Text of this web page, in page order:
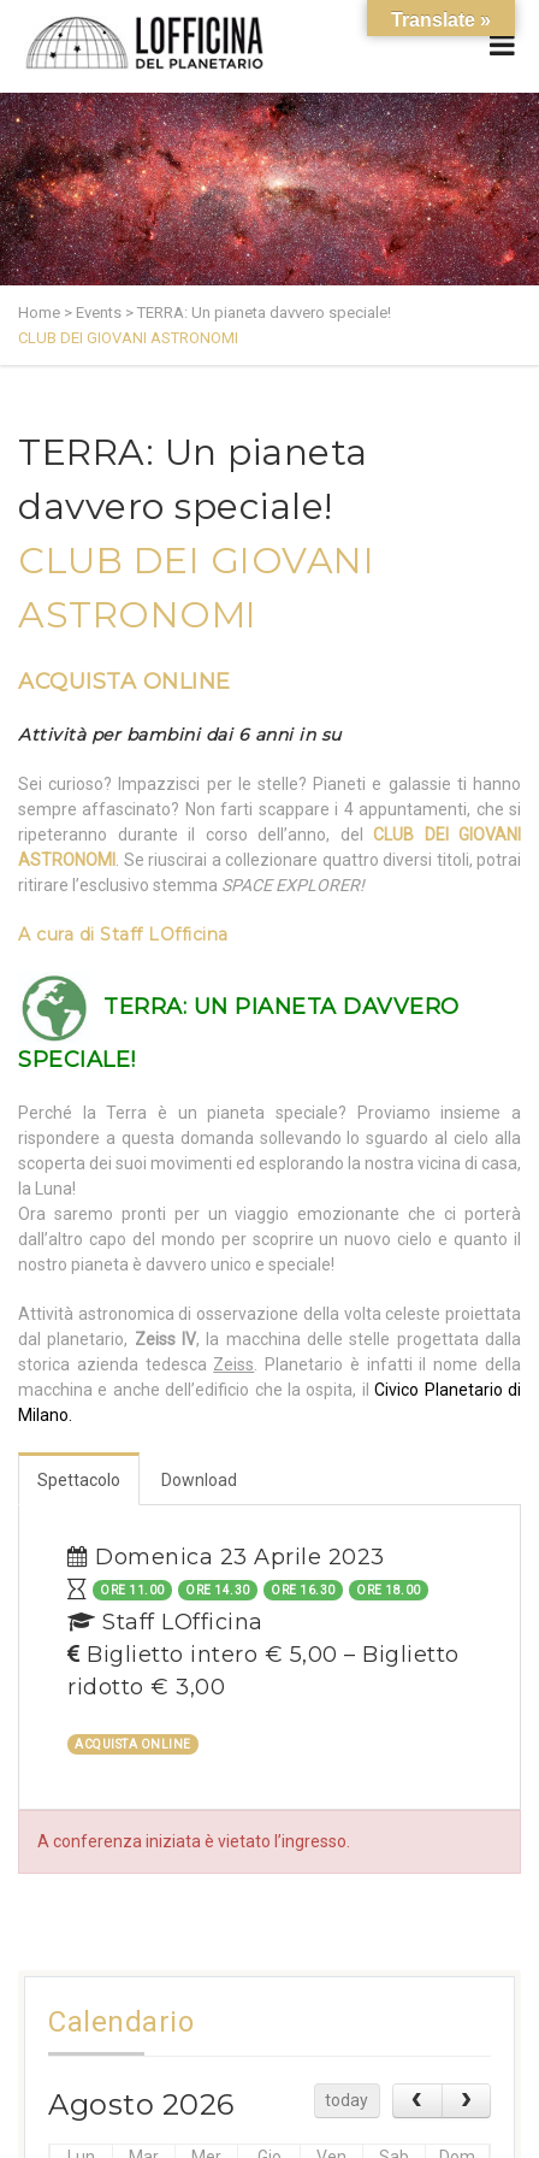
Home > Events > TERRA: Un pianeta davvero speciale!
CLUB DEI GIOVANI ASTRONOMI
TERRA: Un pianeta
davvero speciale!
CLUB DEI GIOVANI
ASTRONOMI
ACQUISTA ONLINE
Attività per bambini dai 6 anni in su
Sei curioso? Impazzisci per le stelle? Pianeti e galassie ti hanno
sempre affascinato? Non farti scappare i 4 appuntamenti, che si
ripeteranno durante il corso dell’anno, del CLUB DEI GIOVANI
ASTRONOMI
. Se riuscirai a collezionare quattro diversi titoli, potrai
ritirare l’esclusivo stemma SPACE EXPLORER!
A cura di Staff LOfficina
TERRA: UN PIANETA DAVVERO
SPECIALE!
Perché la Terra è un pianeta speciale? Proviamo insieme a
rispondere a questa domanda sollevando lo sguardo al cielo alla
scoperta dei suoi movimenti ed esplorando la nostra vicina di casa,
la Luna!
Ora saremo pronti per un viaggio emozionante che ci porterà
dall’altro capo del mondo per scoprire un nuovo cielo e quanto il
nostro pianeta è davvero unico e speciale!
Attività astronomica di osservazione della volta celeste proiettata
dal planetario, Zeiss IV, la macchina delle stelle progettata dalla
storica azienda tedesca Zeiss . Planetario è infatti il nome della
macchina e anche dell’edificio che la ospita, ilCivico Planetario di
Milano.
Spettacolo Download
Domenica 23 Aprile 2023
ORE 11.00 ORE 14.30 ORE 16.30 ORE 18.00
Staff LOfficina
Biglietto intero € 5,00 – Biglietto
ridotto € 3,00
ACQUISTA ONLINE
A conferenza iniziata è vietato l’ingresso.
Calendario
Agosto 2026 today
Translate »